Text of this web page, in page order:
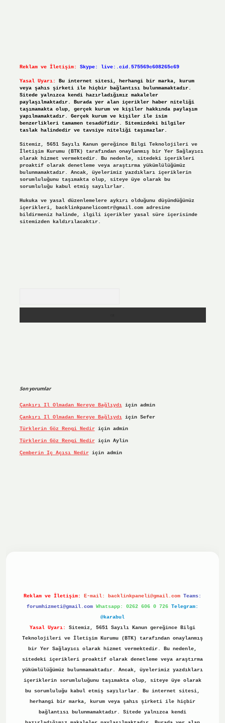
Reklam ve İletişim: Skype: live:.cid.575569c608265c69
Yasal Uyarı:
Bu internet sitesi, herhangi bir marka, kurum
veya şahıs şirketi ile hiçbir bağlantısı bulunmamaktadır.
Sitede yalnızca kendi hazırladığımız makaleler
paylaşılmaktadır. Burada yer alan içerikler haber niteliği
taşımamakta olup, gerçek kurum ve kişiler hakkında paylaşım
yapılmamaktadır. Gerçek kurum ve kişiler ile isim
benzerlikleri tamamen tesadüfidir. Sitemizdeki bilgiler
taslak halindedir ve tavsiye niteliği taşımazlar.
Sitemiz, 5651 Sayılı Kanun gereğince Bilgi Teknolojileri ve
İletişim Kurumu (BTK) tarafından onaylanmış bir Yer Sağlayıcı
olarak hizmet vermektedir. Bu nedenle, sitedeki içerikleri
proaktif olarak denetleme veya araştırma yükümlülüğümüz
bulunmamaktadır. Ancak, üyelerimiz yazdıkları içeriklerin
sorumluluğunu taşımakta olup, siteye üye olarak bu
sorumluluğu kabul etmiş sayılırlar.
Hukuka ve yasal düzenlemelere aykırı olduğunu düşündüğünüz
içerikleri, backlinkpanelicomtr@gmail.comadresine
bildirmeniz halinde, ilgili içerikler yasal süre içerisinde
sitemizden kaldırılacaktır.
Son yorumlar
Çankırı Il Olmadan Nereye Bağlıydıiçin admin
Çankırı Il Olmadan Nereye Bağlıydıiçin Sefer
Türklerin Göz Rengi Nediriçin admin
Türklerin Göz Rengi Nediriçin Aylin
Çemberin Iç Açısı Nediriçin admin
Reklam ve İletişim: E-mail: backlinkpaneli@gmail.com Teams:
forumhizmeti@gmail.com Whatsapp: 0262 606 0 726 Telegram:
@karabul
Yasal Uyarı:
Sitemiz, 5651 Sayılı Kanun gereğince Bilgi
Teknolojileri ve İletişim Kurumu (BTK) tarafından onaylanmış
bir Yer Sağlayıcı olarak hizmet vermektedir. Bu nedenle,
sitedeki içerikleri proaktif olarak denetleme veya araştırma
yükümlülüğümüz bulunmamaktadır. Ancak, üyelerimiz yazdıkları
içeriklerin sorumluluğunu taşımakta olup, siteye üye olarak
bu sorumluluğu kabul etmiş sayılırlar. Bu internet sitesi,
herhangi bir marka, kurum veya şahıs şirketi ile hiçbir
bağlantısı bulunmamaktadır. Sitede yalnızca kendi